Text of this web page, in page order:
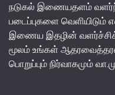
நடுகல் இணையதளம்
படைப்புகளை
இணைய இதழின்
மூலம் உங்கள்
பொறுப்பும் நிர்வாகமும்